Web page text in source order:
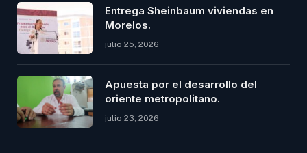
Entrega Sheinbaum viviendas en
Morelos.
julio 25, 2026
Apuesta por el desarrollo del
oriente metropolitano.
julio 23, 2026